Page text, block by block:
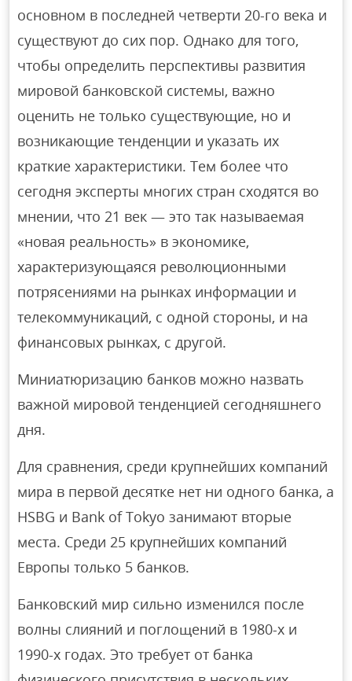
основном в последней четверти 20-го века и
существуют до сих пор. Однако для того,
чтобы определить перспективы развития
мировой банковской системы, важно
оценить не только существующие, но и
возникающие тенденции и указать их
краткие характеристики. Тем более что
сегодня эксперты многих стран сходятся во
мнении, что 21 век — это так называемая
«новая реальность» в экономике,
характеризующаяся революционными
потрясениями на рынках информации и
телекоммуникаций, с одной стороны, и на
финансовых рынках, с другой.
Миниатюризацию банков можно назвать
важной мировой тенденцией сегодняшнего
дня.
Для сравнения, среди крупнейших компаний
мира в первой десятке нет ни одного банка, а
HSBG и Bank of Tokyo занимают вторые
места. Среди 25 крупнейших компаний
Европы только 5 банков.
Банковский мир сильно изменился после
волны слияний и поглощений в 1980-х и
1990-х годах. Это требует от банка